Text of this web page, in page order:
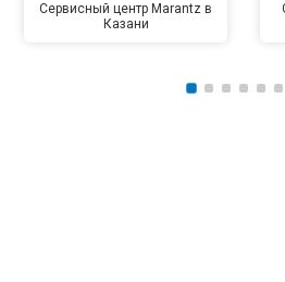
Сервисный центр Marantz в
Казани